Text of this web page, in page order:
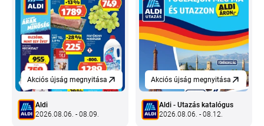
Akciós újság megnyitása
Aldi
2026.08.06. - 08.09.
Akciós újság megnyitása
Aldi - Utazás katalógus
2026.08.06. - 08.12.